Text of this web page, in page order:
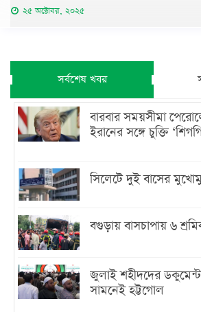
২৫ অক্টোবর, ২০২৫
সর্বশেষ খবর
বারবার সময়সীমা
ইরানের সঙ্গে চুক্তি
সিলেটে দুই বাসের
বগুড়ায় বাসচাপায় ৬
জুলাই শহীদদের
সামনেই হট্টগোল